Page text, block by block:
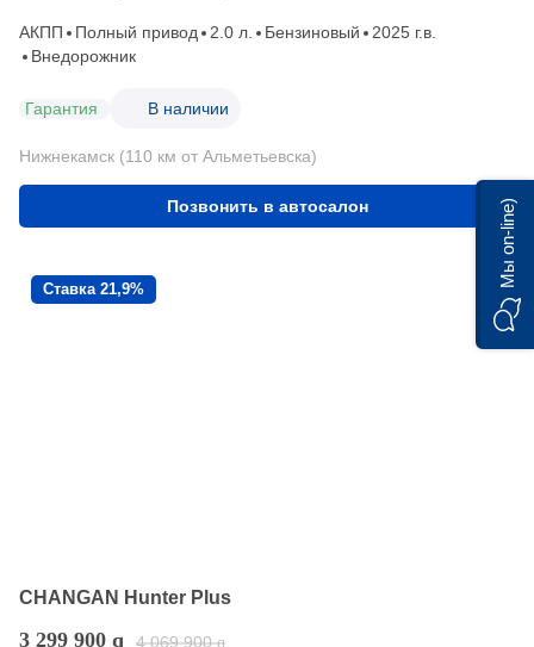
АКПП Полный привод 2.0 л. Бензиновый
2025 г.в.
Внедорожник
Гарантия В наличии
Нижнекамск (110 км от Альметьевска)
Позвонить в автосалон
Ставка 21,9%
CHANGAN Hunter Plus
3 299 900 q 4 069 900 q
Мы on-line)